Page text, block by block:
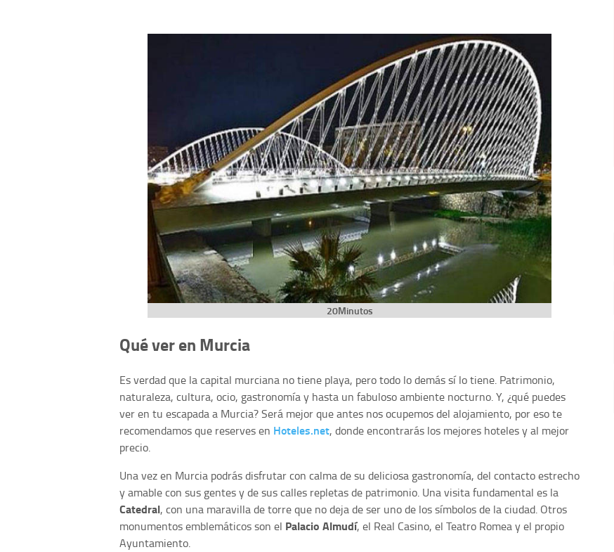
20Minutos
Qué ver en Murcia
Es verdad que la capital murciana no tiene playa, pero todo lo demás sí lo tiene. Patrimonio,
naturaleza, cultura, ocio, gastronomía y hasta un fabuloso ambiente nocturno. Y, ¿qué puedes
ver en tu escapada a Murcia? Será mejor que antes nos ocupemos del alojamiento, por eso te
recomendamos que reserves en Hoteles.net, donde encontrarás los mejores hoteles y al mejor
precio.
Una vez en Murcia podrás disfrutar con calma de su deliciosa gastronomía, del contacto estrecho
y amable con sus gentes y de sus calles repletas de patrimonio. Una visita fundamental es la
Catedral, con una maravilla de torre que no deja de ser uno de los símbolos de la ciudad. Otros
monumentos emblemáticos son el Palacio Almudí, el Real Casino, el Teatro Romea y el propio
Ayuntamiento.